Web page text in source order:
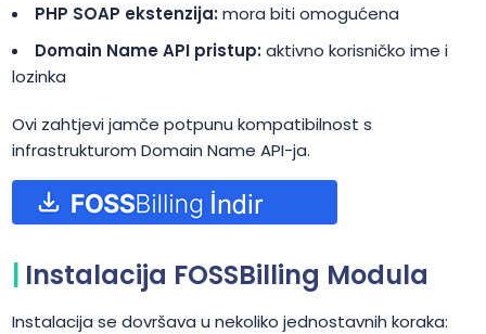
PHP SOAP ekstenzija:mora biti omogućena
Domain Name API pristup:aktivno korisničko ime i
lozinka
Ovi zahtjevi jamče potpunu kompatibilnost s
infrastrukturom Domain Name API-ja.
Instalacija FOSSBilling Modula
Instalacija se dovršava u nekoliko jednostavnih koraka: